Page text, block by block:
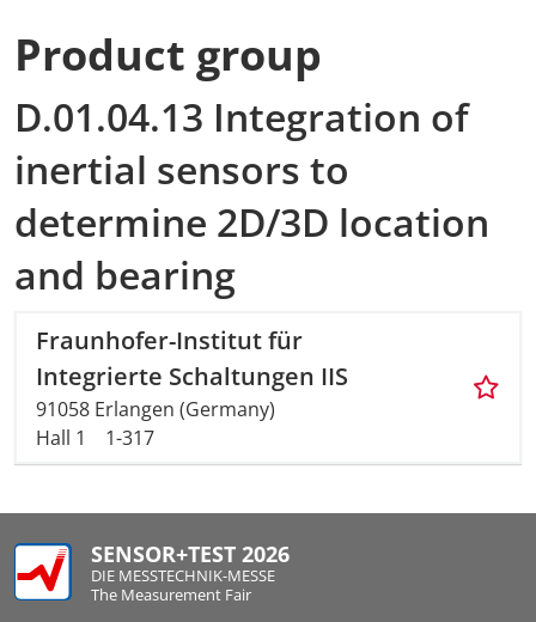
Product group
D.01.04.13 Integration of
inertial sensors to
determine 2D/3D location
and bearing
Fraunhofer-Institut für
Integrierte Schaltungen IIS
91058 Erlangen (Germany)
Hall 1
1-317
SENSOR+TEST 2026
DIE MESSTECHNIK-MESSE
The Measurement Fair